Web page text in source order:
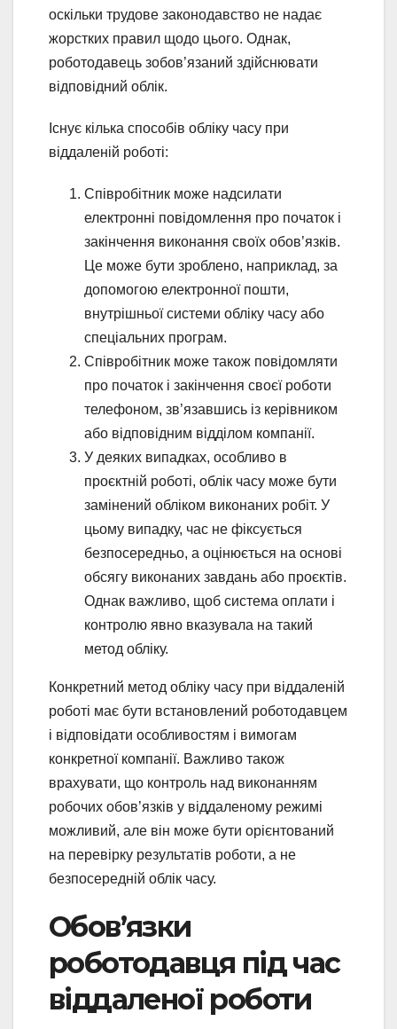
оскільки трудове законодавство не надає
жорстких правил щодо цього. Однак,
роботодавець зобов’язаний здійснювати
відповідний облік.
Існує кілька способів обліку часу при
віддаленій роботі:
Співробітник може надсилати
електронні повідомлення про початок і
закінчення виконання своїх обов’язків.
Це може бути зроблено, наприклад, за
допомогою електронної пошти,
внутрішньої системи обліку часу або
спеціальних програм.
Співробітник може також повідомляти
про початок і закінчення своєї роботи
телефоном, зв’язавшись із керівником
або відповідним відділом компанії.
У деяких випадках, особливо в
проєктній роботі, облік часу може бути
замінений обліком виконаних робіт. У
цьому випадку, час не фіксується
безпосередньо, а оцінюється на основі
обсягу виконаних завдань або проєктів.
Однак важливо, щоб система оплати і
контролю явно вказувала на такий
метод обліку.
Конкретний метод обліку часу при віддаленій
роботі має бути встановлений роботодавцем
і відповідати особливостям і вимогам
конкретної компанії. Важливо також
врахувати, що контроль над виконанням
робочих обов’язків у віддаленому режимі
можливий, але він може бути орієнтований
на перевірку результатів роботи, а не
безпосередній облік часу.
Обовʼязки
роботодавця під час
віддаленої роботи